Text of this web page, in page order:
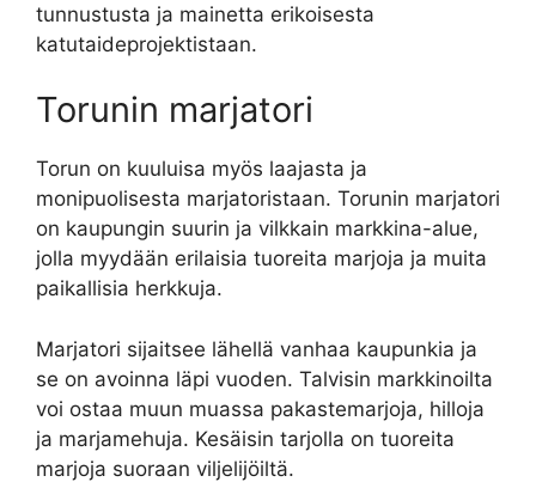
tunnustusta ja mainetta erikoisesta
katutaideprojektistaan.
Torunin marjatori
Torun on kuuluisa myös laajasta ja
monipuolisesta marjatoristaan. Torunin marjatori
on kaupungin suurin ja vilkkain markkina-alue,
jolla myydään erilaisia tuoreita marjoja ja muita
paikallisia herkkuja.
Marjatori sijaitsee lähellä vanhaa kaupunkia ja
se on avoinna läpi vuoden. Talvisin markkinoilta
voi ostaa muun muassa pakastemarjoja, hilloja
ja marjamehuja. Kesäisin tarjolla on tuoreita
marjoja suoraan viljelijöiltä.